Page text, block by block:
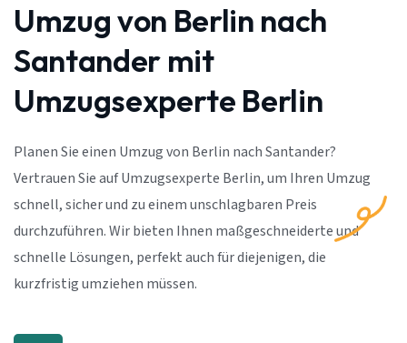
Umzug von Berlin nach
Santander mit
Umzugsexperte Berlin
Planen Sie einen Umzug von Berlin nach Santander?
Vertrauen Sie auf Umzugsexperte Berlin, um Ihren Umzug
schnell, sicher und zu einem unschlagbaren Preis
durchzuführen. Wir bieten Ihnen maßgeschneiderte und
schnelle Lösungen, perfekt auch für diejenigen, die
kurzfristig umziehen müssen.